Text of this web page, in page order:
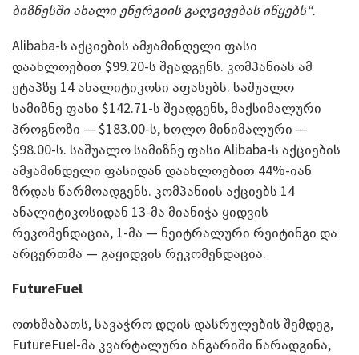
ბიზნესში ახალი ენერგიის გაღვივებას იწყებს“.
Alibaba-ს აქციების ამჟამინდელი ფასი
დაახლოებით $99.20-ს შეადგენს. კომპანიას ამ
ეტაპზე 14 ანალიტიკოსი აფასებს. საშუალო
სამიზნე ფასი $142.71-ს შეადგენს, მაქსიმალური
პროგნოზი — $183.00-ს, ხოლო მინიმალური —
$98.00-ს. საშუალო სამიზნე ფასი Alibaba-ს აქციების
ამჟამინდელი ფასიდან დაახლოებით 44%-იან
ზრდას წარმოადგენს. კომპანიის აქციებს 14
ანალიტიკოსიდან 13-მა მიანიჭა ყიდვის
რეკომენდაცია, 1-მა — ნეიტრალური რეიტინგი და
არცერთმა — გაყიდვის რეკომენდაცია.
FutureFuel
ოთხშაბათს, სავაჭრო დღის დასრულების შემდეგ,
FutureFuel-მა კვარტალური ანგარიში წარადგინა,